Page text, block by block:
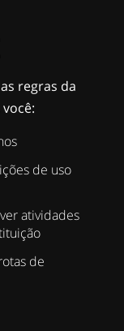
regras da
de uso
atividades
de